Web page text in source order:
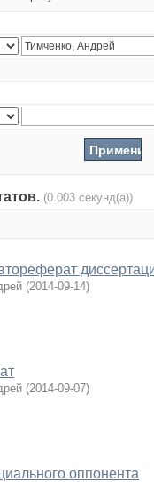
(0.003 секунд(а))
(2014-09-14)
(2014-09-07)
оппонента